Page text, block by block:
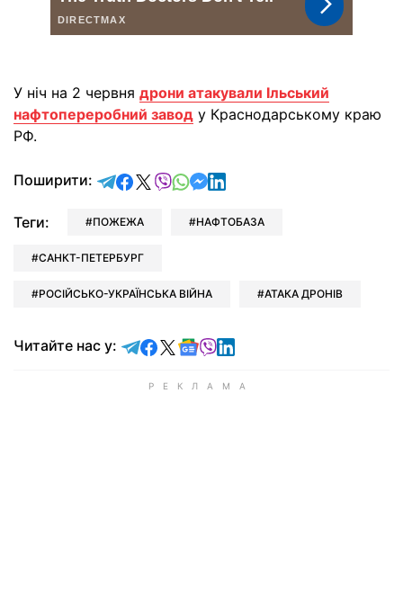
У ніч на 2 червня дрони атакували Ільський
нафтопереробний завод у Краснодарському краю
РФ.
Поширити: відправити у Telegram
поділитись у Facebook
поділитись у X
відправити у Viber
відправити у Whatsapp
відправити у Messenger
відправити у LinkedIn
Теги: ПОЖЕЖА НАФТОБАЗА
САНКТ-ПЕТЕРБУРГ
РОСІЙСЬКО-УКРАЇНСЬКА ВІЙНА АТАКА ДРОНІВ
Читайте нас у: Читайте у Telegram
Читайте у Facebook
Читайте у X
Читайте у Google news
Читайте у Viber
Читайте у LinkedIn